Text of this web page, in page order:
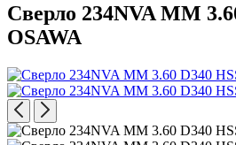
Сверло 234NVA MM
OSAWA